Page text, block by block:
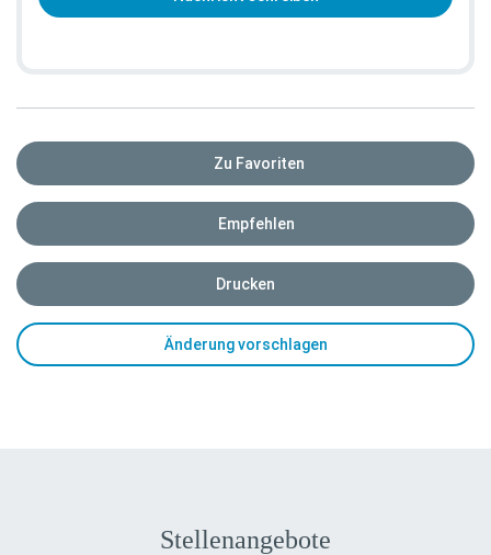
Zu Favoriten
Empfehlen
Drucken
Änderung vorschlagen
Stellenangebote